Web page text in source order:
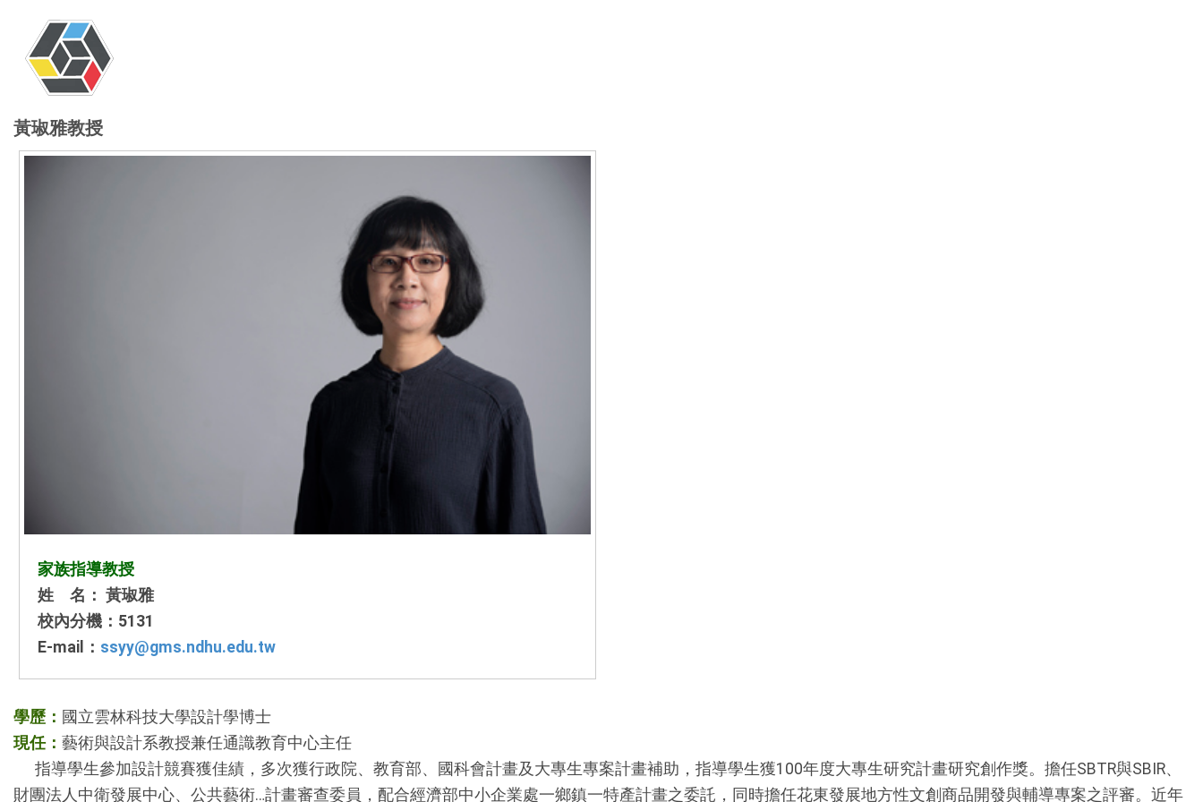
黃琡雅教授
家族指導教授
姓 名： 黃琡雅
校內分機：5131
E-mail： ssyy@gms.ndhu.edu.tw
學歷： 國立雲林科技大學設計學博士
現任： 藝術與設計系教授兼任通識教育中心主任
指導學生參加設計競賽獲佳績，多次獲行政院、教育部、國科會計畫及大專生專案計畫補助，指導學生獲100年度大專生研究計畫研究創作獎。擔任SBTR與SBIR、
財團法人中衛發展中心、公共藝術…計畫審查委員，配合經濟部中小企業處一鄉鎮一特產計畫之委託，同時擔任花東發展地方性文創商品開發與輔導專案之評審。近年